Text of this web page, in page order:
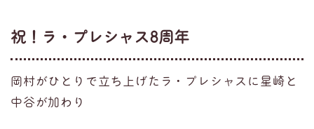
祝！ラ・プレシャス8周年
岡村がひとりで立ち上げたラ・プレシャスに星崎と
中谷が加わり